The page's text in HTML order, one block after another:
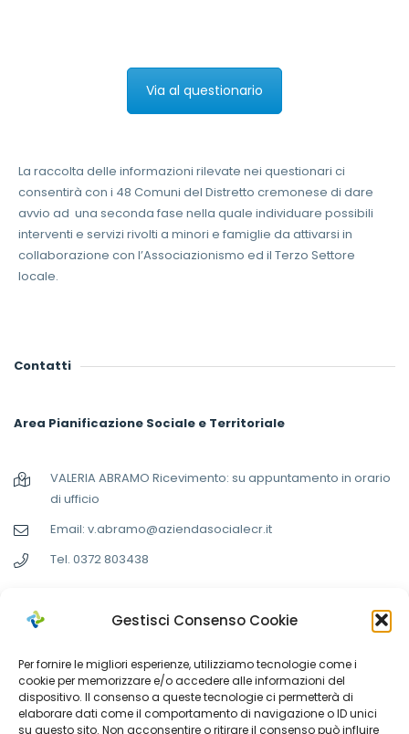
Gestisci Consenso Cookie
Per fornire le migliori esperienze, utilizziamo tecnologie come i
cookie per memorizzare e/o accedere alle informazioni del
dispositivo. Il consenso a queste tecnologie ci permetterà di
elaborare dati come il comportamento di navigazione o ID unici
su questo sito. Non acconsentire o ritirare il consenso può influire
Via al questionario
La raccolta delle informazioni rilevate nei questionari ci
consentirà con i 48 Comuni del Distretto cremonese di dare
avvio ad una seconda fase nella quale individuare possibili
interventi e servizi rivolti a minori e famiglie da attivarsi in
collaborazione con l’Associazionismo ed il Terzo Settore
locale.
Contatti
Area Pianificazione Sociale e Territoriale
VALERIA ABRAMO Ricevimento: su appuntamento in orario
di ufficio
Email: v.abramo@aziendasocialecr.it
Tel. 0372 803438
Invia una email